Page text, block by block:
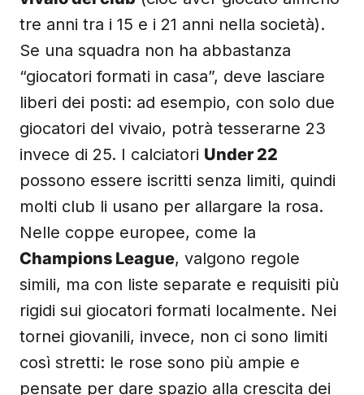
tre anni tra i 15 e i 21 anni nella società).
Se una squadra non ha abbastanza
“giocatori formati in casa”, deve lasciare
liberi dei posti: ad esempio, con solo due
giocatori del vivaio, potrà tesserarne 23
invece di 25. I calciatori Under 22
possono essere iscritti senza limiti, quindi
molti club li usano per allargare la rosa.
Nelle coppe europee, come la
Champions League, valgono regole
simili, ma con liste separate e requisiti più
rigidi sui giocatori formati localmente. Nei
tornei giovanili, invece, non ci sono limiti
così stretti: le rose sono più ampie e
pensate per dare spazio alla crescita dei